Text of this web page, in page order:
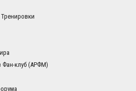
Фан-клуб (АРФМ)